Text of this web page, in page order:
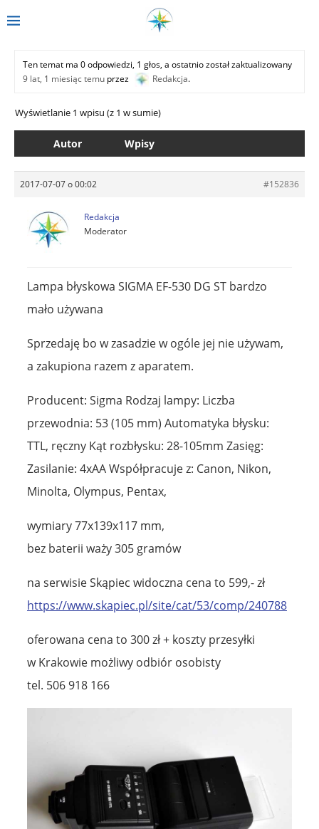
Ten temat ma 0 odpowiedzi, 1 głos, a ostatnio został zaktualizowany
9 lat, 1 miesiąc temu przez Redakcja.
Wyświetlanie 1 wpisu (z 1 w sumie)
Autor Wpisy
2017-07-07 o 00:02 #152836
Redakcja
Moderator
Lampa błyskowa SIGMA EF-530 DG ST bardzo
mało używana
Sprzedaję bo w zasadzie w ogóle jej nie używam,
a zakupiona razem z aparatem.
Producent: Sigma Rodzaj lampy: Liczba
przewodnia: 53 (105 mm) Automatyka błysku:
TTL, ręczny Kąt rozbłysku: 28-105mm Zasięg:
Zasilanie: 4xAA Współpracuje z: Canon, Nikon,
Minolta, Olympus, Pentax,
wymiary 77x139x117 mm,
bez baterii waży 305 gramów
na serwisie Skąpiec widoczna cena to 599,- zł
https://www.skapiec.pl/site/cat/53/comp/240788
oferowana cena to 300 zł + koszty przesyłki
w Krakowie możliwy odbiór osobisty
tel. 506 918 166